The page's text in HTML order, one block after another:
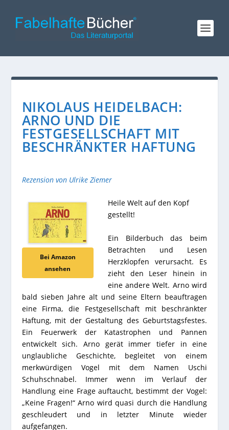
NIKOLAUS HEIDELBACH:
ARNO UND DIE
FESTGESELLSCHAFT MIT
BESCHRÄNKTER HAFTUNG
Rezension von Ulrike Ziemer
Bei Amazon
ansehen
Heile Welt auf den Kopf
gestellt!
Ein Bilderbuch das beim
Betrachten und Lesen
Herzklopfen verursacht. Es
zieht den Leser hinein in
eine andere Welt. Arno wird
bald sieben Jahre alt und seine Eltern beauftragen
eine Firma, die Festgesellschaft mit beschränkter
Haftung, mit der Gestaltung des Geburtstagsfestes.
Ein Feuerwerk der Katastrophen und Pannen
entwickelt sich. Arno gerät immer tiefer in eine
unglaubliche Geschichte, begleitet von einem
merkwürdigen Vogel mit dem Namen Uschi
Schuhschnabel. Immer wenn im Verlauf der
Handlung eine Frage auftaucht, bestimmt der Vogel:
„Keine Fragen!“ Arno wird quasi durch die Handlung
geschleudert und in letzter Minute wieder
aufgefangen.